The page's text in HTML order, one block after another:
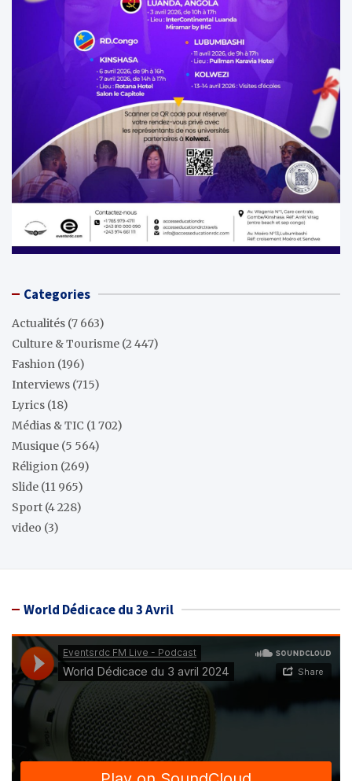
Categories
Actualités (7 663)
Culture & Tourisme (2 447)
Fashion (196)
Interviews (715)
Lyrics (18)
Médias & TIC (1 702)
Musique (5 564)
Réligion (269)
Slide (11 965)
Sport (4 228)
video (3)
World Dédicace du 3 Avril